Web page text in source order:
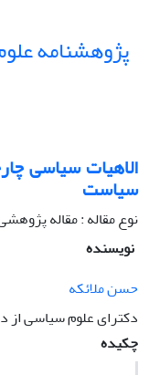
پژوهشنامه
الاهیات سیاسی
سیاست
نوع مقاله : مقاله
نویسنده
حسن ملائکه
دکترای علوم سیاسی از
چکیده